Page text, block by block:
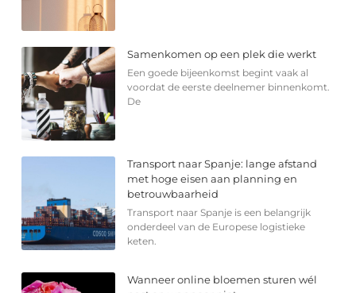
Samenkomen op een plek die werkt
Een goede bijeenkomst begint vaak al
voordat de eerste deelnemer binnenkomt.
De
Transport naar Spanje: lange afstand
met hoge eisen aan planning en
betrouwbaarheid
Transport naar Spanje is een belangrijk
onderdeel van de Europese logistieke
keten.
Wanneer online bloemen sturen wél